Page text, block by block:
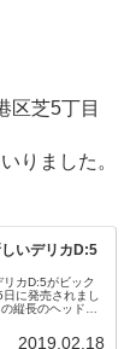
区芝5丁目
りました。
いデリカD:5
カD:5がビック
に発売されまし
縦長のヘッドラ
2019.02.18